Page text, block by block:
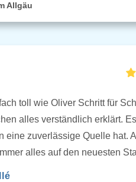
Allgäu
toll wie Oliver Schritt für
alles verständlich erklärt.
eine zuverlässige Quelle hat.
alles auf den neuesten